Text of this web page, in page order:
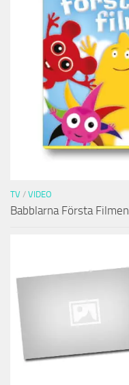
TV / VIDEO
Babblarna Första Filmen